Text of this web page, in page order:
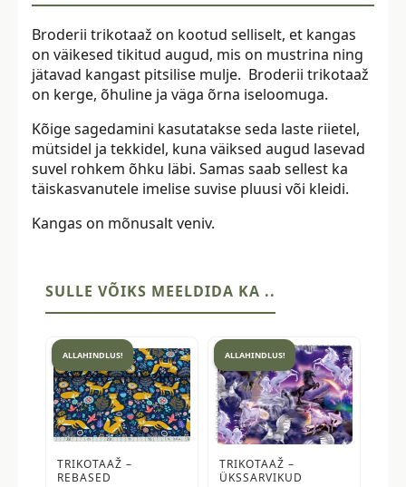
Broderii trikotaaž on kootud selliselt, et kangas
on väikesed tikitud augud, mis on mustrina ning
jätavad kangast pitsilise mulje. Broderii trikotaaž
on kerge, õhuline ja väga õrna iseloomuga.
Kõige sagedamini kasutatakse seda laste riietel,
mütsidel ja tekkidel, kuna väiksed augud lasevad
suvel rohkem õhku läbi. Samas saab sellest ka
täiskasvanutele imelise suvise pluusi või kleidi.
Kangas on mõnusalt veniv.
SULLE VÕIKS MEELDIDA KA ..
ALLAHINDLUS!
TRIKOTAAŽ –
REBASED
ALLAHINDLUS!
TRIKOTAAŽ –
ÜKSSARVIKUD